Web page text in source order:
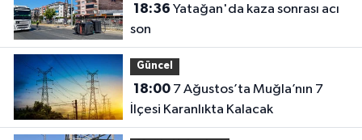
18:36
son
Güncel
18:007 Ağustos’ta Muğla’nın 7
İlçesi Karanlıkta Kalacak